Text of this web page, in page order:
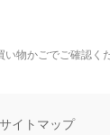
物かごでご確認く
サイトマップ